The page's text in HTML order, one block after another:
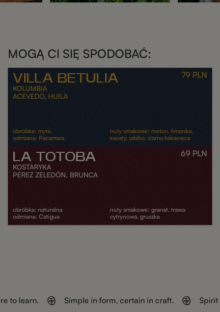
MOGĄ CI SIĘ SPODOBAĆ:
VILLA BETULIA 79 PLN
KOLUMBIA
ACEVEDO, HUILA
obróbka: myta
odmiana: Pacamara
nuty smakowe: melon, limonka,
kwiaty, jabłko, ziarna kakaowca
DODAJ DO KOSZYKA
LA TOTOBA 69 PLN
KOSTARYKA
PÉREZ ZELEDÓN, BRUNCA
obróbka: naturalna
odmiana: Catigua
nuty smakowe: granat, trawa
cytrynowa, gruszka
to learn. Simple in form, certain in craft.